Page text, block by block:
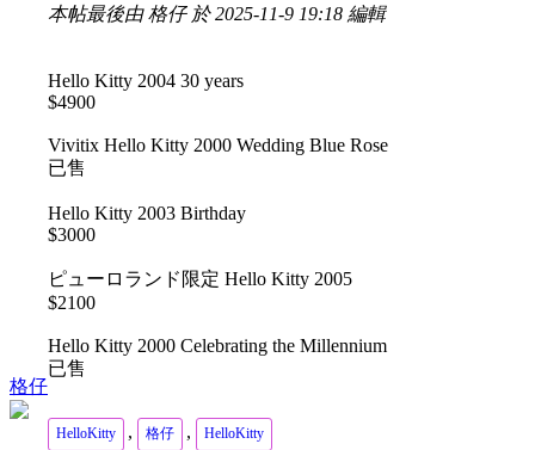
格仔
本帖最後由 格仔 於 2025-11-9 19:18 編輯
Hello Kitty 2004 30 years
$4900
Vivitix Hello Kitty 2000 Wedding Blue Rose
已售
Hello Kitty 2003 Birthday
$3000
ピューロランド限定 Hello Kitty 2005
$2100
Hello Kitty 2000 Celebrating the Millennium
已售
HelloKitty , 格仔 , HelloKitty